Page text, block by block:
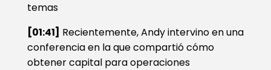
temas
[01:41] Recientemente, Andy intervino en una
conferencia en la que compartió cómo
obtener capital para operaciones